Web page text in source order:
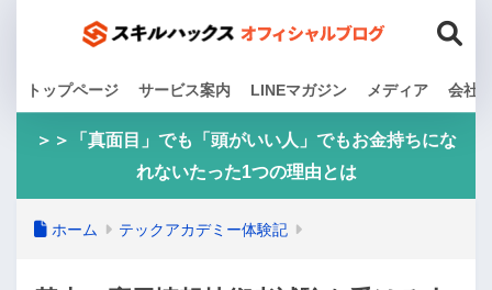
トップページ サービス案内 LINEマガジン メディア 会社
＞＞「真面目」でも「頭がいい人」でもお金持ちにな
れないたった1つの理由とは
ホーム テックアカデミー体験記